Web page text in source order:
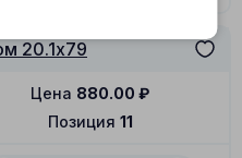
20.1x79
Позиция 11
Цена 880.00 ₽